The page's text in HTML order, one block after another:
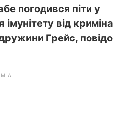
погодився піти у
від
Грейс,